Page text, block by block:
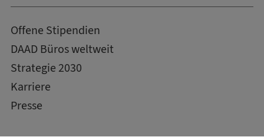
Offene Stipendien
DAAD Büros weltweit
Strategie 2030
Karriere
Presse